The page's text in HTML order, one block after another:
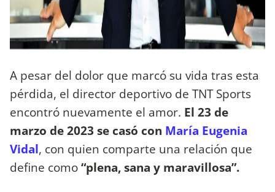
A pesar del dolor que marcó su vida tras esta
pérdida, el director deportivo de TNT Sports
encontró nuevamente el amor. El 23 de
marzo de 2023 se casó con María Eugenia
Vidal, con quien comparte una relación que
define como“plena, sana y maravillosa”.